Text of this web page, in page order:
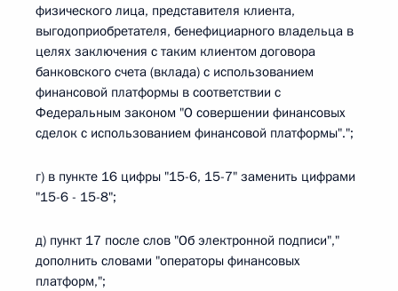
физического лица, представителя клиента,
выгодоприобретателя, бенефициарного владельца в
целях заключения с таким клиентом договора
банковского счета (вклада) с использованием
финансовой платформы в соответствии с
Федеральным законом "О совершении финансовых
сделок с использованием финансовой платформы".";
г) в пункте 16 цифры "15-6, 15-7" заменить цифрами
"15-6 - 15-8";
д) пункт 17 после слов "Об электронной подписи","
дополнить словами "операторы финансовых
платформ,";